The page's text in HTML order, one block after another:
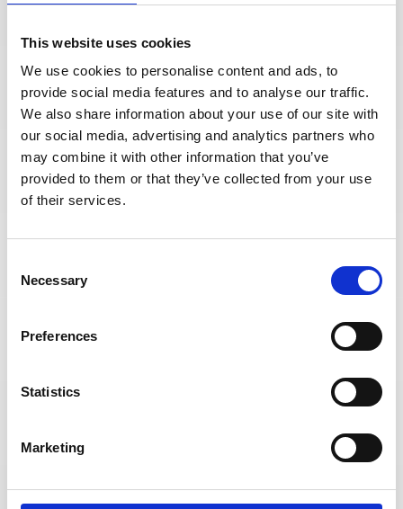
This website uses cookies
We use cookies to personalise content and ads, to
provide social media features and to analyse our traffic.
We also share information about your use of our site with
our social media, advertising and analytics partners who
may combine it with other information that you’ve
provided to them or that they’ve collected from your use
of their services.
Selection
Necessary
Preferences
Statistics
Marketing
LOCTITE SF 7400 - 20ml (ciemnoczerwony tusz do znakowania
sprzętu elektronicznego) (IDH.1151333)
szt.
DO KOSZYKA
LOCTITE EA 9455 - 50ml (klej epoksydowy / epoxy adhesive)